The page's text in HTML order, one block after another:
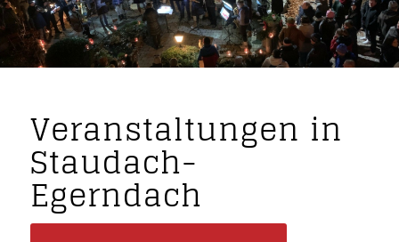
Veranstaltungen in
Staudach-
Egerndach